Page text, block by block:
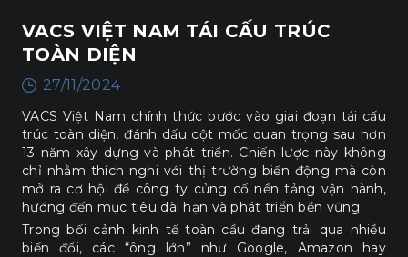
VACS VIỆT NAM TÁI CẤU TRÚC
TOÀN DIỆN
27/11/2024
VACS Việt Nam chính thức bước vào giai đoạn tái cấu
trúc toàn diện, đánh dấu cột mốc quan trọng sau hơn
13 năm xây dựng và phát triển. Chiến lược này không
chỉ nhằm thích nghi với thị trường biến động mà còn
mở ra cơ hội để công ty củng cố nền tảng vận hành,
hướng đến mục tiêu dài hạn và phát triển bền vững.
Trong bối cảnh kinh tế toàn cầu đang trải qua nhiều
biến đổi, các “ông lớn” như Google, Amazon hay